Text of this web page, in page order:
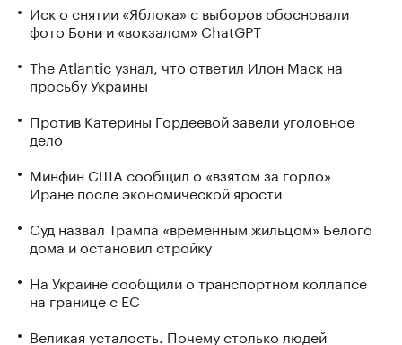
Иск о снятии «Яблока» с выборов обосновали
фото Бони и «вокзалом» ChatGPT
The Atlantic узнал, что ответил Илон Маск на
просьбу Украины
Против Катерины Гордеевой завели уголовное
дело
Минфин США сообщил о «взятом за горло»
Иране после экономической ярости
Суд назвал Трампа «временным жильцом» Белого
дома и остановил стройку
На Украине сообщили о транспортном коллапсе
на границе с ЕС
Великая усталость. Почему столько людей